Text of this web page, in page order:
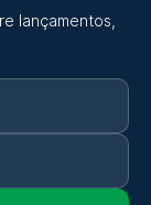
lançamentos,